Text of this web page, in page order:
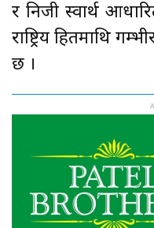
र निजी स्वार्थ
राष्ट्रिय हितमाथि
छ ।